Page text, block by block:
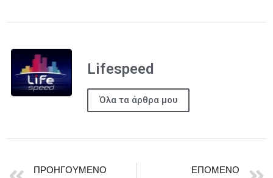
Lifespeed
Όλα τα άρθρα μου
ΠΡΟΗΓΟΎΜΕΝΟ
ΕΠΌΜΕΝΟ